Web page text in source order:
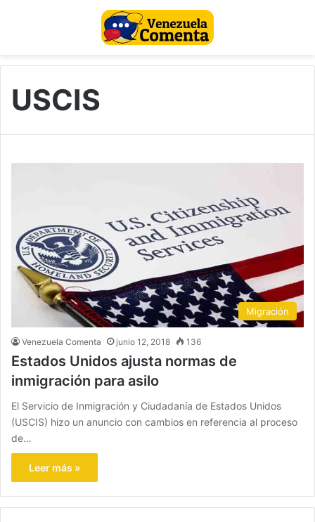
USCIS
Migración
Venezuela Comenta junio 12, 2018 136
Estados Unidos ajusta normas de
inmigración para asilo
El Servicio de Inmigración y Ciudadanía de Estados Unidos
(USCIS) hizo un anuncio con cambios en referencia al proceso
de…
Leer más »